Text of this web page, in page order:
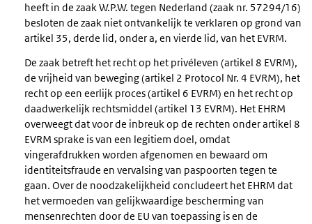
heeft in de zaak W.P.W. tegen Nederland (zaak nr. 57294/16)
besloten de zaak niet ontvankelijk te verklaren op grond van
artikel 35, derde lid, onder a, en vierde lid, van het EVRM.
De zaak betreft het recht op het privéleven (artikel 8 EVRM),
de vrijheid van beweging (artikel 2 Protocol Nr. 4 EVRM), het
recht op een eerlijk proces (artikel 6 EVRM) en het recht op
daadwerkelijk rechtsmiddel (artikel 13 EVRM). Het EHRM
overweegt dat voor de inbreuk op de rechten onder artikel 8
EVRM sprake is van een legitiem doel, omdat
vingerafdrukken worden afgenomen en bewaard om
identiteitsfraude en vervalsing van paspoorten tegen te
gaan. Over de noodzakelijkheid concludeert het EHRM dat
het vermoeden van gelijkwaardige bescherming van
mensenrechten door de EU van toepassing is en de